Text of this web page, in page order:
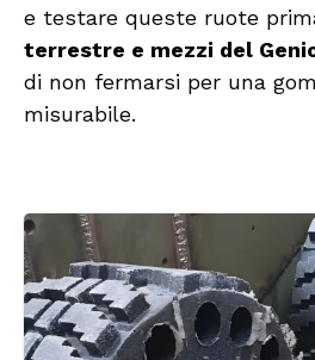
e testare queste ruote
terrestre e mezzi del
di non fermarsi per una
misurabile.